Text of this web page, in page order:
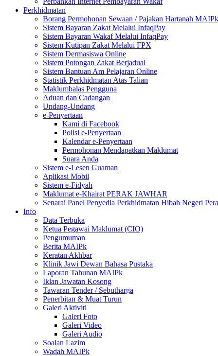
Perkhidmatan
Borang Permohonan Sewaan / Pajakan Hartanah MAIPk
Sistem Bayaran Zakat Melalui InfaqPay
Sistem Bayaran Wakaf Melalui InfaqPay
Sistem Kutipan Zakat Melalui FPX
Sistem Dermasiswa Online
Sistem Potongan Zakat Berjadual
Sistem Bantuan Am Pelajaran Online
Statistik Perkhidmatan Atas Talian
Maklumbalas Pengguna
Aduan dan Cadangan
Undang-Undang
e-Penyertaan
Kami di Facebook
Polisi e-Penyertaan
Kalendar e-Penyertaan
Permohonan Mendapatkan Maklumat
Suara Anda
Sistem e-Lesen Guaman
Aplikasi Mobil
Sistem e-Fidyah
Maklumat e-Khairat PERAK JAWHAR
Senarai Panel Penyedia Perkhidmatan Hibah Negeri
Info
Data Terbuka
Ketua Pegawai Maklumat (CIO)
Pengumuman
Berita MAIPk
Keratan Akhbar
Klinik Jawi Dewan Bahasa Pustaka
Laporan Tahunan MAIPk
Iklan Jawatan Kosong
Tawaran Tender / Sebutharga
Penerbitan & Muat Turun
Galeri Aktiviti
Galeri Foto
Galeri Video
Galeri Audio
Soalan Lazim
Wadah MAIPk